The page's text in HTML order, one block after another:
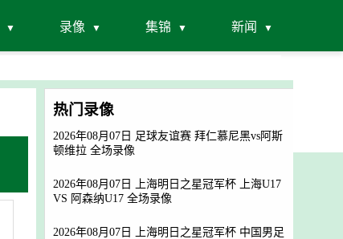
录像 集锦 新闻
热门录像
2026年08月07日 足球友谊赛 拜仁慕尼黑vs阿斯
顿维拉 全场录像
2026年08月07日 上海明日之星冠军杯 上海U17
VS 阿森纳U17 全场录像
2026年08月07日 上海明日之星冠军杯 中国男足